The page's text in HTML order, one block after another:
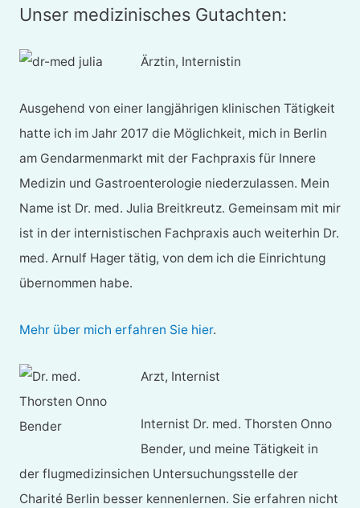
Unser medizinisches Gutachten:
Ärztin, Internistin
Ausgehend von einer langjährigen klinischen Tätigkeit
hatte ich im Jahr 2017 die Möglichkeit, mich in Berlin
am Gendarmenmarkt mit der Fachpraxis für Innere
Medizin und Gastroenterologie niederzulassen. Mein
Name ist Dr. med. Julia Breitkreutz. Gemeinsam mit mir
ist in der internistischen Fachpraxis auch weiterhin Dr.
med. Arnulf Hager tätig, von dem ich die Einrichtung
übernommen habe.
Mehr über mich erfahren Sie hier.
Arzt, Internist
Internist Dr. med. Thorsten Onno
Bender, und meine Tätigkeit in
der flugmedizinsichen Untersuchungsstelle der
Charité Berlin besser kennenlernen. Sie erfahren nicht